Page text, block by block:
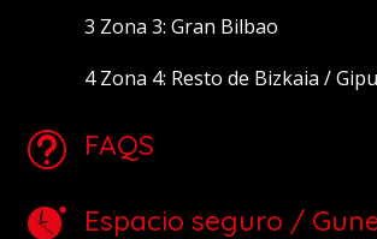
3 Zona 3: Gran Bilbao
4 Zona 4: Resto de Bizkaia /
t FAQS
Espacio seguro /